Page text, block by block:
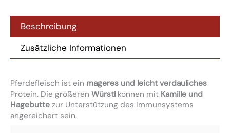
Beschreibung
Zusätzliche Informationen
Pferdefleisch ist ein mageres und leicht verdauliches
Protein. Die größeren Würstl können mit Kamille und
Hagebutte zur Unterstützung des Immunsystems
angereichert sein.